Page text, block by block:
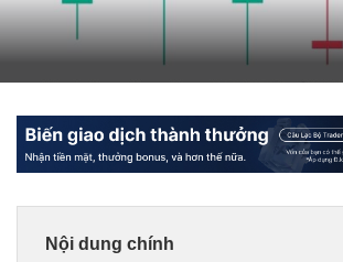
Nội dung chính